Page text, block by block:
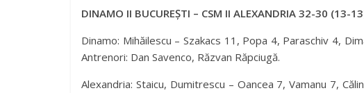
DINAMO II BUCUREȘTI – CSM II ALEXANDRIA 32-30 (13-
Dinamo: Mihăilescu – Szakacs 11, Popa 4, Paraschiv 4,
Antrenori: Dan Savenco, Răzvan Răpciugă.
Alexandria: Staicu, Dumitrescu – Oancea 7, Vamanu 7,